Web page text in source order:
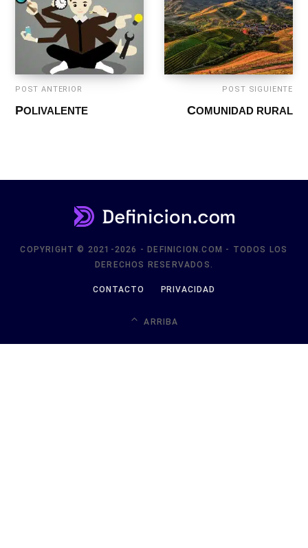
POST ANTERIOR
POLIVALENTE
POST SIGUIENTE
COMUNIDAD RURAL
COPYRIGHT © 2021-2026 - DEFINICION.COM - TODOS LOS
DERECHOS RESERVADOS.
CONTACTO PRIVACIDAD
ARRIBA